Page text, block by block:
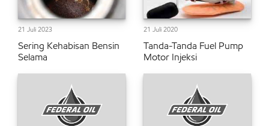
21 Juli 2023
Sering Kehabisan Bensin
Selama
21 Juli 2020
Tanda-Tanda Fuel Pump
Motor Injeksi